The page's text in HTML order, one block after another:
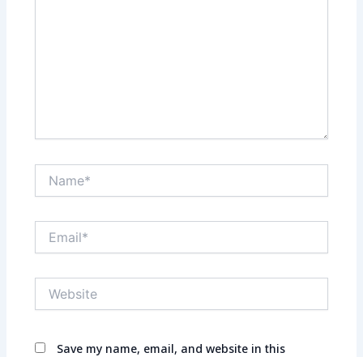
Save my name, email, and website in this